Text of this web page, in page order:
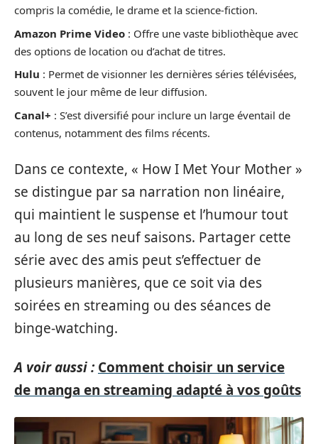
compris la comédie, le drame et la science-fiction.
Amazon Prime Video : Offre une vaste bibliothèque avec
des options de location ou d’achat de titres.
Hulu : Permet de visionner les dernières séries télévisées,
souvent le jour même de leur diffusion.
Canal+ : S’est diversifié pour inclure un large éventail de
contenus, notamment des films récents.
Dans ce contexte, « How I Met Your Mother »
se distingue par sa narration non linéaire,
qui maintient le suspense et l’humour tout
au long de ses neuf saisons. Partager cette
série avec des amis peut s’effectuer de
plusieurs manières, que ce soit via des
soirées en streaming ou des séances de
binge-watching.
A voir aussi : Comment choisir un service
de manga en streaming adapté à vos goûts